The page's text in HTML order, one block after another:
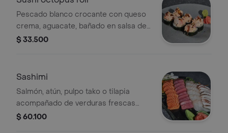
Pescado blanco crocante con queso
crema, aguacate, bañado en salsa de
pulpo, caviar, mayonesa japonesa, con
$ 33.500
Sashimi
Salmón, atún, pulpo tako o tilapia
acompañado de verduras frescas
chifonadas.
$ 60.100